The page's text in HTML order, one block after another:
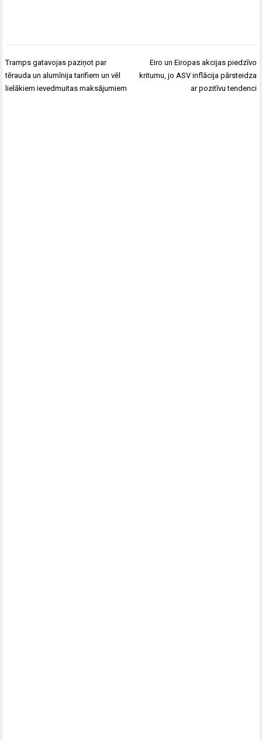
Post
navigation
Tramps gatavojas paziņot par
tērauda un alumīnija tarifiem un vēl
lielākiem ievedmuitas maksājumiem
Eiro un Eiropas akcijas piedzīvo
kritumu, jo ASV inflācija pārsteidza
ar pozitīvu tendenci